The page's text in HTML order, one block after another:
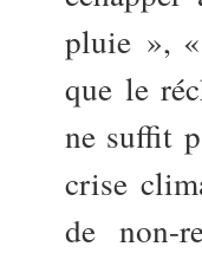
pluie »,
que le
ne suffit
crise
de non-